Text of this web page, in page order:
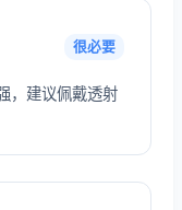
很必要
，建议佩戴透射